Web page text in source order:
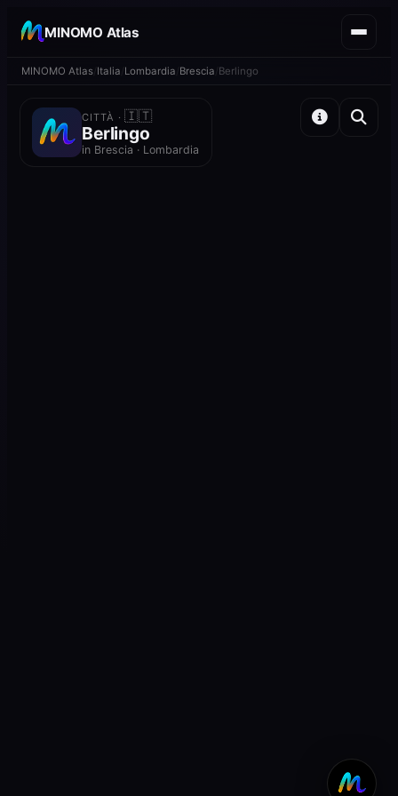
MINOMO Atlas
MINOMO Atlas Italia Lombardia Brescia Berlingo
CITTÀ ·🇮🇹
Berlingo
in Brescia · Lombardia